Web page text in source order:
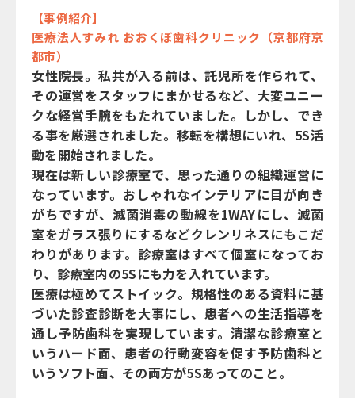
【事例紹介】
医療法人すみれ おおくぼ歯科クリニック（京都府京
都市）
女性院長。私共が入る前は、託児所を作られて、
その運営をスタッフにまかせるなど、大変ユニー
クな経営手腕をもたれていました。しかし、でき
る事を厳選されました。移転を構想にいれ、5S活
動を開始されました。
現在は新しい診療室で、思った通りの組織運営に
なっています。おしゃれなインテリアに目が向き
がちですが、滅菌消毒の動線を1WAYにし、滅菌
室をガラス張りにするなどクレンリネスにもこだ
わりがあります。診療室はすべて個室になってお
り、診療室内の5Sにも力を入れています。
医療は極めてストイック。規格性のある資料に基
づいた診査診断を大事にし、患者への生活指導を
通し予防歯科を実現しています。清潔な診療室と
いうハード面、患者の行動変容を促す予防歯科と
いうソフト面、その両方が5Sあってのこと。